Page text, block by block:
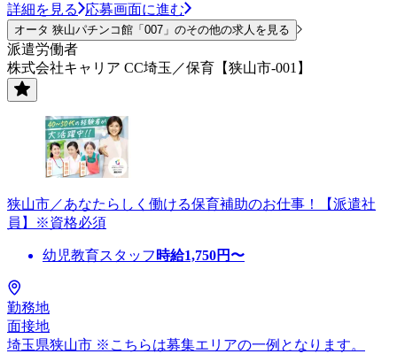
詳細を見る 応募画面に進む
オータ 狭山パチンコ館「007」のその他の求人を見る
派遣労働者
株式会社キャリア CC埼玉／保育【狭山市-001】
狭山市／あなたらしく働ける保育補助のお仕事！【派遣社
員】※資格必須
幼児教育スタッフ 時給1,750円〜
勤務地
面接地
埼玉県狭山市 ※こちらは募集エリアの一例となります。